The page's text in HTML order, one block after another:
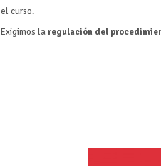
el curso.
Exigimos laregulación del